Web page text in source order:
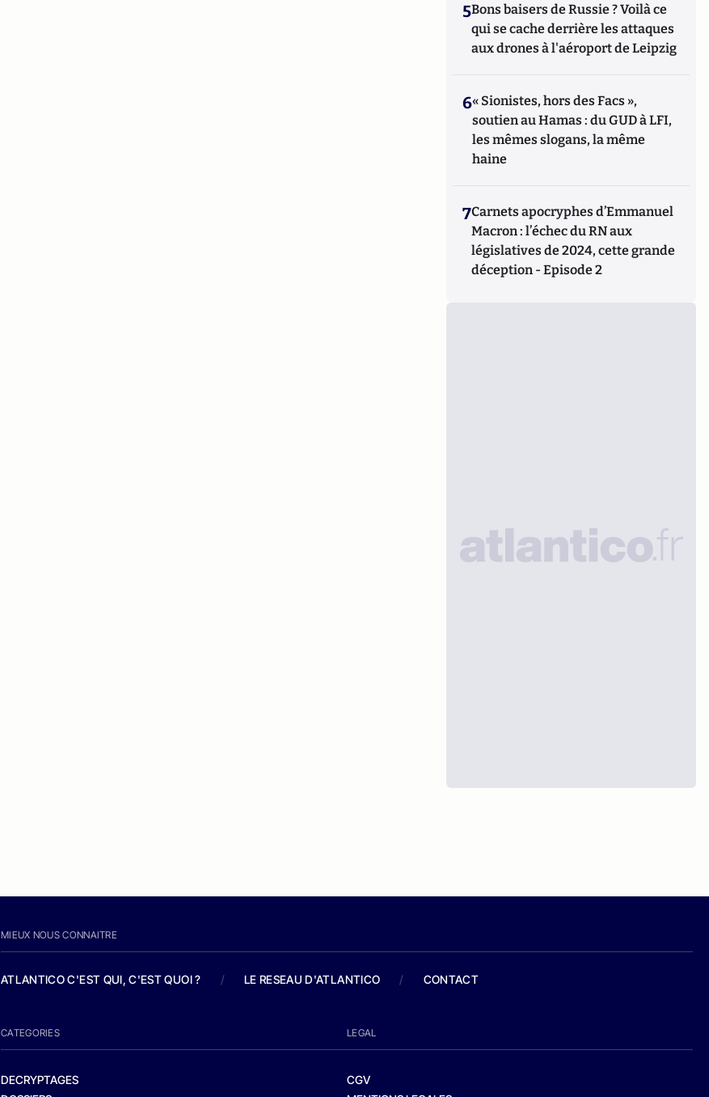
5Bons baisers de Russie ? Voilà ce
qui se cache derrière les attaques
aux drones à l'aéroport de Leipzig
6« Sionistes, hors des Facs »,
soutien au Hamas : du GUD à LFI,
les mêmes slogans, la même
haine
7Carnets apocryphes d’Emmanuel
Macron : l’échec du RN aux
législatives de 2024, cette grande
déception - Episode 2
MIEUX NOUS CONNAITRE
ATLANTICO C'EST QUI, C'EST QUOI ? / LE RESEAU D'ATLANTICO / CONTACT
CATEGORIES
DECRYPTAGES
LEGAL
CGV